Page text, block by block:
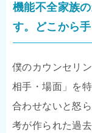
機能不全家族
す。どこから
僕のカウンセリ
相手・場面」を
合わせないと怒
考が作られた過